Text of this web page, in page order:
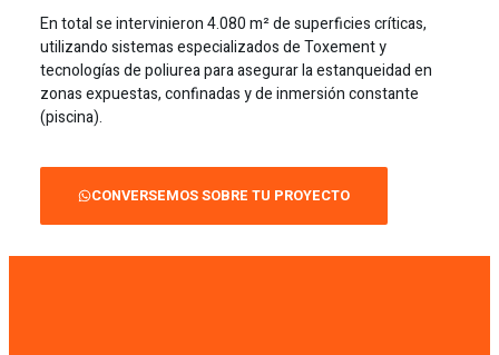
En total se intervinieron 4.080 m² de superficies críticas,
utilizando sistemas especializados de Toxement y
tecnologías de poliurea para asegurar la estanqueidad en
zonas expuestas, confinadas y de inmersión constante
(piscina).
CONVERSEMOS SOBRE TU PROYECTO